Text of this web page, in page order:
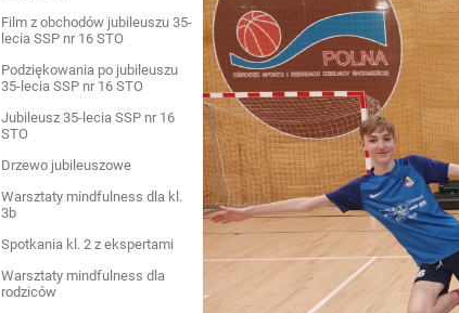
Film z obchodów jubileuszu 35-
lecia SSP nr 16 STO
Podziękowania po jubileuszu
35-lecia SSP nr 16 STO
Jubileusz 35-lecia SSP nr 16
STO
Drzewo jubileuszowe
Warsztaty mindfulness dla kl.
3b
Spotkania kl. 2 z ekspertami
Warsztaty mindfulness dla
rodziców